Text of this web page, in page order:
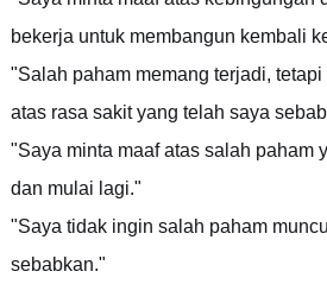
bekerja untuk membangun kembali
"Salah paham memang terjadi,
atas rasa sakit yang telah saya
"Saya minta maaf atas salah paham
dan mulai lagi."
"Saya tidak ingin salah paham
sebabkan."